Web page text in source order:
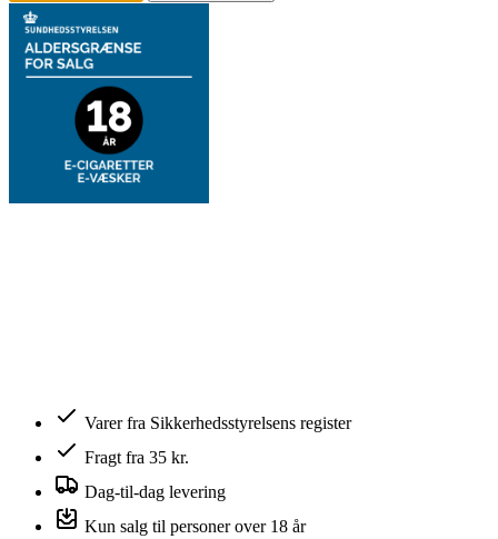
Varer fra Sikkerhedsstyrelsens register
Fragt fra 35 kr.
Dag-til-dag levering
Kun salg til personer over 18 år